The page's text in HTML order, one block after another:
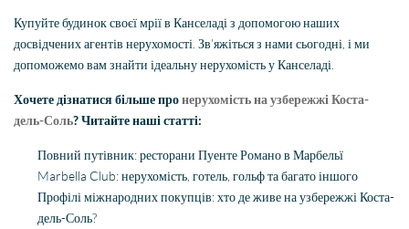
Купуйте будинок своєї мрії в Канселаді з допомогою наших
досвідчених агентів нерухомості. Зв’яжіться з нами сьогодні, і ми
допоможемо вам знайти ідеальну нерухомість у Канселаді.
Хочете дізнатися більше пронерухомість на узбережжі Коста-
дель-Соль? Читайте наші статті:
Повний путівник: ресторани Пуенте Романо в Марбельї
Marbella Club: нерухомість, готель, гольф та багато іншого
Профілі міжнародних покупців: хто де живе на узбережжі Коста-
дель-Соль?